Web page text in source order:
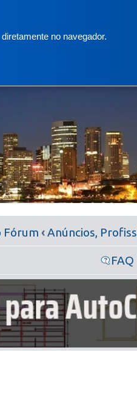
no navegador.
Fórum ‹Anúncios,
FAQ